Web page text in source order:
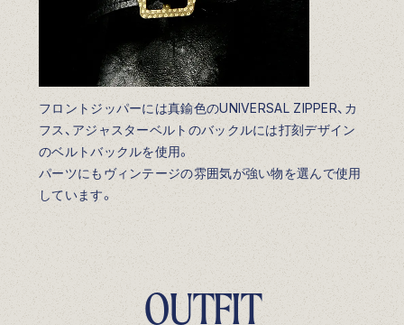
フロントジッパーには真鍮色のUNIVERSAL ZIPPER、カ
フス、アジャスターベルトのバックルには打刻デザイン
のベルトバックルを使用。
パーツにもヴィンテージの雰囲気が強い物を選んで使用
しています。
OUTFIT